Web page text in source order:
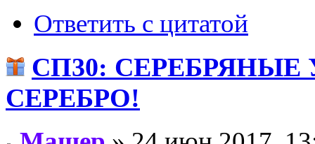
Ответить с цитатой
СП30:
СЕРЕБРО!